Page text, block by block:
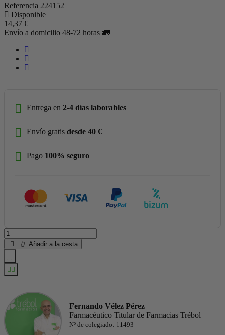
Referencia 224152
Disponible
14,37 €
Envío a domicilio 48-72 horas 🚛
Entrega en 2-4 días laborables
Envío gratis desde 40 €
Pago 100% seguro
Añadir a la cesta
Fernando Vélez Pérez
Farmacéutico Titular de Farmacias Trébol
Nº de colegiado: 11493